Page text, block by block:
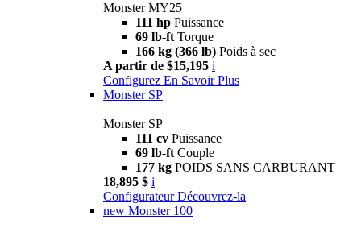
Monster MY25
111 hp Puissance
69 lb-ft Torque
166 kg (366 lb) Poids à sec
A partir de $15,195 i
Configurez En Savoir Plus
Monster SP
Monster SP
111 cv Puissance
69 lb-ft Couple
177 kg POIDS SANS CARBURANT
18,895 $ i
Configurateur Découvrez-la
new Monster 100